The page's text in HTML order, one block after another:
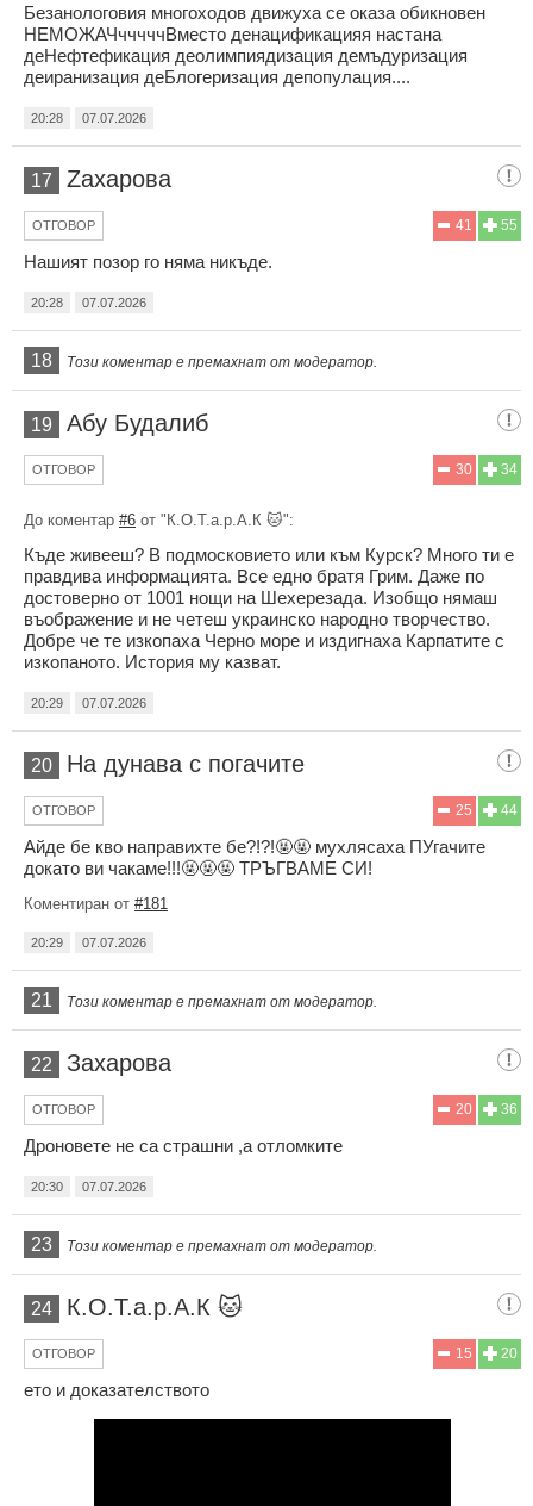
Безанологовия многоходов движуха се оказа обикновен
НЕМОЖАЧчччччВместо денацификацияя настана
деНефтефикация деолимпиядизация демъдуризация
деиранизация деБлогеризация депопулация....
20:28 07.07.2026
17 Zaxaрова
55
41
ОТГОВОР
Нашият позор го няма никъде.
20:28 07.07.2026
18 Този коментар е премахнат от модератор.
19 Абу Будалиб
34
30
ОТГОВОР
До коментар #6 от "К.О.Т.а.р.А.К 🐱":
Къде живееш? В подмосковието или към Курск? Много ти е
правдива информацията. Все едно братя Грим. Даже по
достоверно от 1001 нощи на Шехерезада. Изобщо нямаш
въображение и не четеш украинско народно творчество.
Добре че те изкопаха Черно море и издигнаха Карпатите с
изкопаното. История му казват.
20:29 07.07.2026
20 На дунава с погачите
44
25
ОТГОВОР
Айде бе кво направихте бе?!?!🤬🤬 мухлясаха ПУгачите
докато ви чакаме!!!🤬🤬🤬 ТРЪГВАМЕ СИ!
Коментиран от #181
20:29 07.07.2026
21 Този коментар е премахнат от модератор.
22 Захарова
36
20
ОТГОВОР
Дроновете не са страшни ,а отломките
20:30 07.07.2026
23 Този коментар е премахнат от модератор.
24 К.О.Т.а.р.А.К 🐱
20
15
ОТГОВОР
ето и доказателството